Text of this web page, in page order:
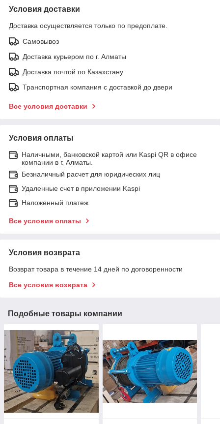
Условия доставки
Доставка осуществляется только по предоплате.
Самовывоз
Доставка курьером по г. Алматы
Доставка почтой по Казахстану
Транспортная компания с доставкой до двери
Все условия доставки
Условия оплаты
Наличными, банковской картой или Kaspi QR в офисе
компании в г. Алматы.
Безналичный расчет для юридических лиц
Удаленные счет в приложении Kaspi
Наложенный платеж
Все условия оплаты
Условия возврата
Возврат товара в течение 14 дней по договоренности
Все условия возврата
Подобные товары компании